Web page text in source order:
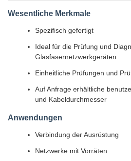
Wesentliche Merkmale
Spezifisch gefertigt
Ideal für die Prüfung und
Glasfasernetzwerkgeräten
Einheitliche Prüfungen und
Auf Anfrage erhältliche
und Kabeldurchmesser
Anwendungen
Verbindung der Ausrüstung
Netzwerke mit Vorräten